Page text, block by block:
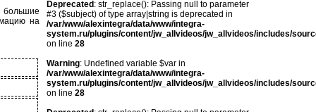
на
Deprecated : str_replace(): Passing null to parameter
#3 ($subject) of type array|string is deprecated in
/var/www/alexintegra/data/www/integra-
system.ru/plugins/content/jw_allvideos/jw_allvideos/includes/
on line 28
Warning: Undefined variable $var in
/var/www/alexintegra/data/www/integra-
system.ru/plugins/content/jw_allvideos/jw_allvideos/includes/
on line 28